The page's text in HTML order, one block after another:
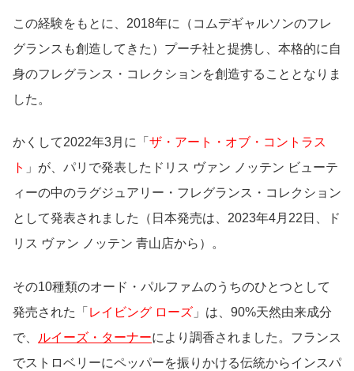
この経験をもとに、2018年に（コムデギャルソンのフレ
グランスも創造してきた）プーチ社と提携し、本格的に自
身のフレグランス・コレクションを創造することとなりま
した。
かくして2022年3月に「 ザ・アート・オブ・コントラス
ト 」が、パリで発表したドリス ヴァン ノッテン ビューテ
ィーの中のラグジュアリー・フレグランス・コレクション
として発表されました（日本発売は、2023年4月22日、ド
リス ヴァン ノッテン 青山店から）。
その10種類のオード・パルファムのうちのひとつとして
発売された「 レイビング ローズ 」は、90%天然由来成分
で、
ルイーズ・ターナーにより調香されました。フランス
でストロベリーにペッパーを振りかける伝統からインスパ